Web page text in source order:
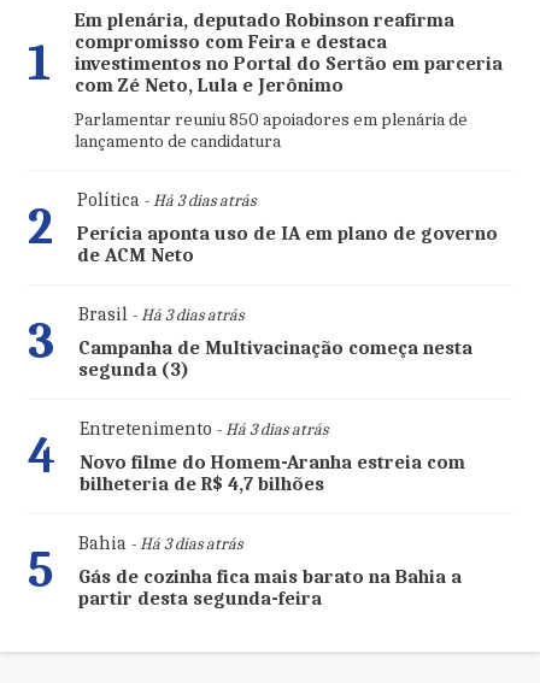
1
Em plenária, deputado Robinson reafirma
compromisso com Feira e destaca
investimentos no Portal do Sertão em parceria
com Zé Neto, Lula e Jerônimo
Parlamentar reuniu 850 apoiadores em plenária de
lançamento de candidatura
2 Política- Há 3 dias atrás
Perícia aponta uso de IA em plano de governo
de ACM Neto
3 Brasil- Há 3 dias atrás
Campanha de Multivacinação começa nesta
segunda (3)
4 Entretenimento - Há 3 dias atrás
Novo filme do Homem-Aranha estreia com
bilheteria de R$ 4,7 bilhões
5 Bahia- Há 3 dias atrás
Gás de cozinha fica mais barato na Bahia a
partir desta segunda-feira